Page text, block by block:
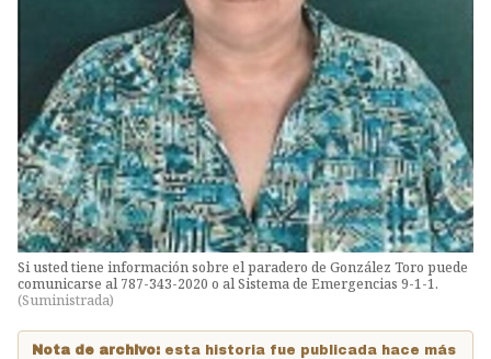
Si usted tiene información sobre el paradero de González Toro puede
comunicarse al 787-343-2020 o al Sistema de Emergencias 9-1-1.
(Suministrada)
Nota de archivo: esta historia fue publicada hace más